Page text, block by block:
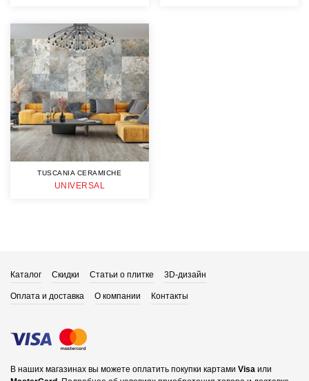
TUSCANIA CERAMICHE
UNIVERSAL
Каталог Скидки Статьи о плитке 3D-дизайн
Оплата и доставка О компании Контакты
В наших магазинах вы можете оплатить покупки картами Visa или